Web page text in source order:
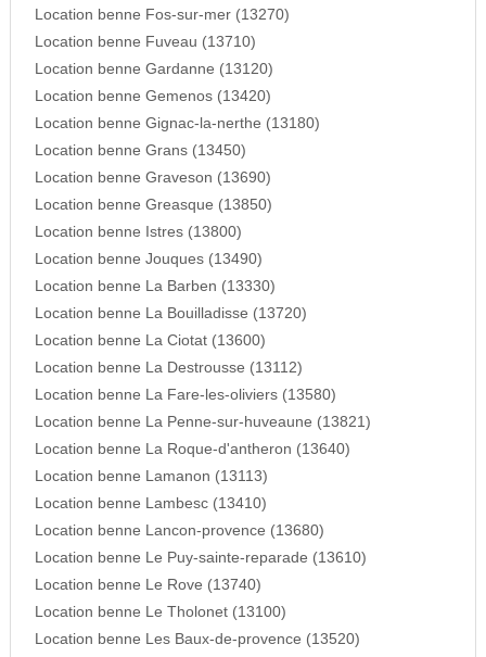
Location benne Fos-sur-mer (13270)
Location benne Fuveau (13710)
Location benne Gardanne (13120)
Location benne Gemenos (13420)
Location benne Gignac-la-nerthe (13180)
Location benne Grans (13450)
Location benne Graveson (13690)
Location benne Greasque (13850)
Location benne Istres (13800)
Location benne Jouques (13490)
Location benne La Barben (13330)
Location benne La Bouilladisse (13720)
Location benne La Ciotat (13600)
Location benne La Destrousse (13112)
Location benne La Fare-les-oliviers (13580)
Location benne La Penne-sur-huveaune (13821)
Location benne La Roque-d'antheron (13640)
Location benne Lamanon (13113)
Location benne Lambesc (13410)
Location benne Lancon-provence (13680)
Location benne Le Puy-sainte-reparade (13610)
Location benne Le Rove (13740)
Location benne Le Tholonet (13100)
Location benne Les Baux-de-provence (13520)